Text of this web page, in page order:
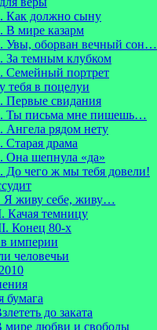
Как должно сыну
В мире казарм
Увы, оборван вечный сон…
За темным клубком
Семейный портрет
тебя в поцелуи
Первые свидания
Ты письма мне пишешь…
Ангела рядом нету
Старая драма
Она шепнула «да»
До чего ж мы тебя довели!
Я живу себе, живу…
Качая темницу
Конец 80-х
империи
человечьи
бумага
до заката
мире любви и свободы